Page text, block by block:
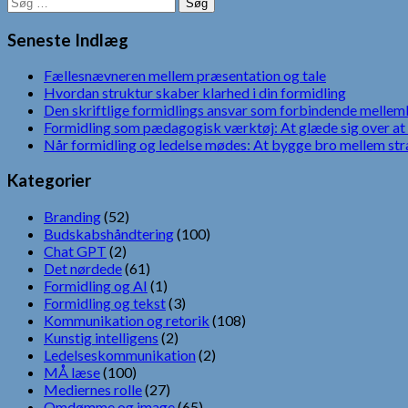
efter:
Seneste Indlæg
Fællesnævneren mellem præsentation og tale
Hvordan struktur skaber klarhed i din formidling
Den skriftlige formidlings ansvar som forbindende
Formidling som pædagogisk værktøj: At glæde sig over at
Når formidling og ledelse mødes: At bygge bro mellem
Kategorier
Branding(52)
Budskabshåndtering(100)
Chat GPT (2)
Det nørdede(61)
Formidling og AI (1)
Formidling og tekst(3)
Kommunikation og retorik (108)
Kunstig intelligens (2)
Ledelseskommunikation (2)
MÅ læse(100)
Mediernes rolle(27)